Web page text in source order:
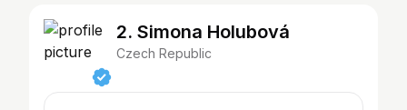
2. Simona Holubová
Czech Republic